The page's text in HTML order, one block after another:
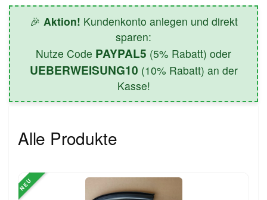
🎉 Aktion! Kundenkonto anlegen und direkt
sparen:
Nutze Code PAYPAL5 (5% Rabatt) oder
UEBERWEISUNG10 (10% Rabatt) an der
Kasse!
Alle Produkte
NEU